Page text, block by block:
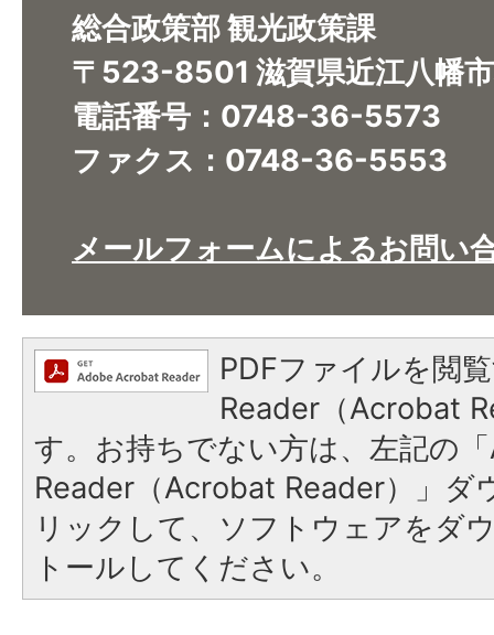
総合政策部 観光政策課
〒523-8501 滋賀県近江八幡
電話番号：0748-36-5573
ファクス：0748-36-5553
メールフォームによるお問い
PDFファイルを閲
Reader（Acrobat
す。お持ちでない方は、左記の
Reader（Acrobat Reader）」ダ
リックして、ソフトウェアをダ
トールしてください。